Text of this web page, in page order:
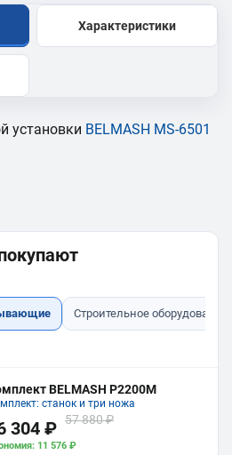
Характеристики
установки BELMASH MS-6501
Строительное оборудование
BELMASH P2200M
станок и три ножа
304 ₽ 57 880 ₽
11 576 ₽